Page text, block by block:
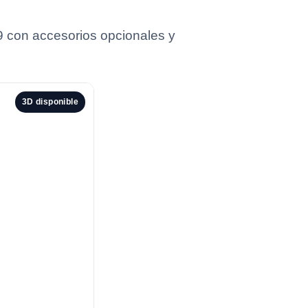
con accesorios opcionales y
3D disponible